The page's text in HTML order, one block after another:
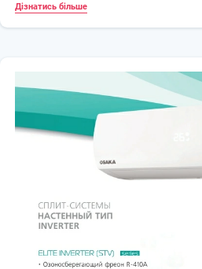
температури
🧼Система самодіагностики та
🔧 Технічні характеристики
📊 Тип: інверторний кондиціонер
⚙ Компресор: DC Inverter
❄️ Потужність охолодження: ~7,0 кВт
📏 Рекомендована площа: до 70 м²
🌡 Робота на обігрів: до -20°C
🌿 Холодоагент: R32
🔇 Рівень шуму внутрішнього блоку:
💨 Продуктивність повітря: до 1100
🛡 Бренд: Osaka
Дізнатись більше